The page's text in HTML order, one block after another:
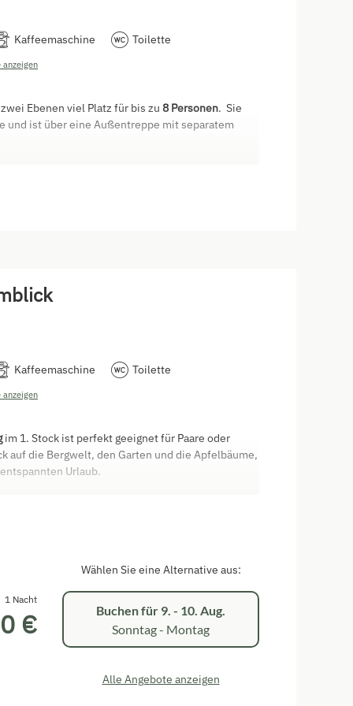
Kaffeemaschine
Toilette
Ebenen viel Platz für bis zu 8 Personen. Sie
und ist über eine Außentreppe mit separatem
Kaffeemaschine
Toilette
im 1. Stock ist perfekt geeignet für Paare oder
auf die Bergwelt, den Garten und die Apfelbäume,
Urlaub.
Wählen Sie eine Alternative aus:
1 Nacht
€ Buchen für 9. - 10. Aug.
Sonntag - Montag
Alle Angebote anzeigen